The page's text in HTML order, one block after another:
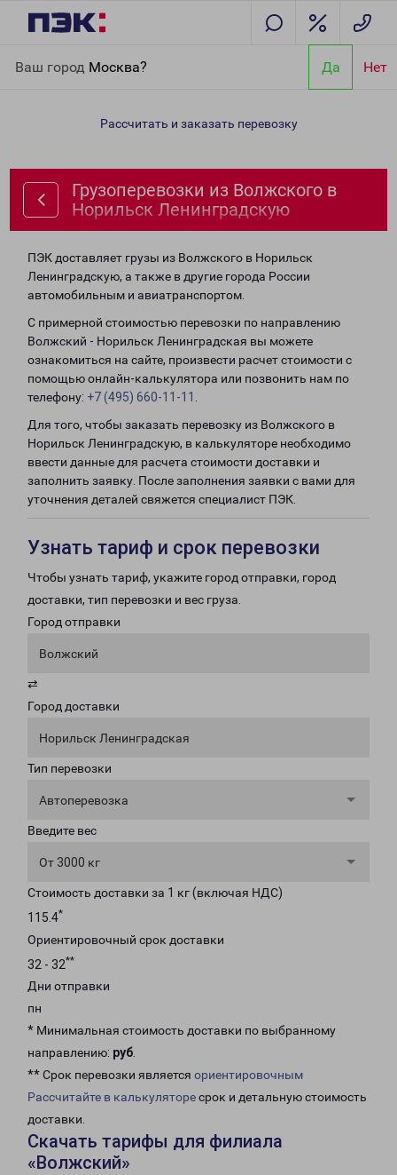
Ваш город Москва? Да Нет
Норильск Ленинградскую
Рассчитать и заказать перевозку
Грузоперевозки из Волжского в
Норильск Ленинградскую
ПЭК доставляет грузы из Волжского в Норильск
Ленинградскую, а также в другие города России
автомобильным и авиатранспортом.
С примерной стоимостью перевозки по направлению
Волжский - Норильск Ленинградская вы можете
ознакомиться на сайте, произвести расчет стоимости с
помощью онлайн-калькулятора или позвонить нам по
телефону: +7 (495) 660-11-11
Для того, чтобы заказать перевозку из Волжского в
Норильск Ленинградскую, в калькуляторе необходимо
ввести данные для расчета стоимости доставки и
заполнить заявку. После заполнения заявки с вами для
уточнения деталей свяжется специалист ПЭК.
Узнать тариф и срок перевозки
Чтобы узнать тариф, укажите город отправки, город
доставки, тип перевозки и вес груза.
Город отправки
Волжский
⇄
Город доставки
Норильск Ленинградская
Тип перевозки
Автоперевозка
Введите вес
От 3000 кг
Стоимость доставки за 1 кг (включая НДС)
115.4*
Ориентировочный срок доставки
32 - 32**
Дни отправки
пн
* Минимальная стоимость доставки по выбранному
направлению: руб.
** Срок перевозки является ориентировочным
Рассчитайте в калькуляторесрок и детальную стоимость
доставки.
Скачать тарифы для филиала
«Волжский»